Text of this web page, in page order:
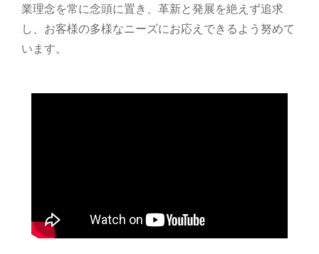
業理念を常に念頭に置き、革新と発展を絶えず追求
し、お客様の多様なニーズにお応えできるよう努めて
います。